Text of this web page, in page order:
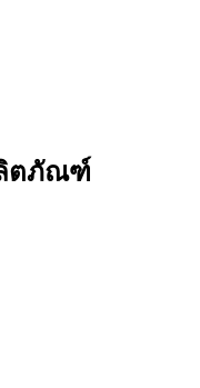
ลิตภัณฑ์